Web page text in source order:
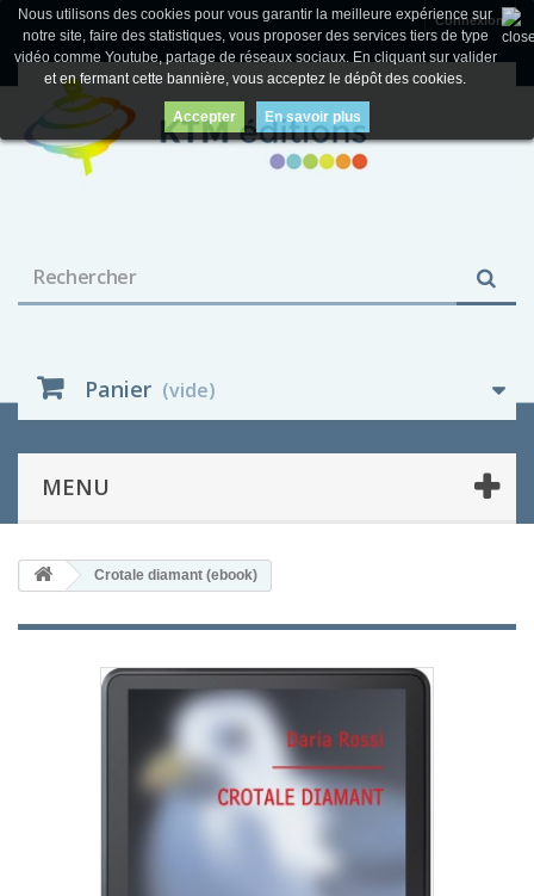
Connexion
Panier (vide)
MENU
Nous utilisons des cookies pour vous garantir la meilleure expérience sur
notre site, faire des statistiques, vous proposer des services tiers de type
vidéo comme Youtube, partage de réseaux sociaux. En cliquant sur valider
et en fermant cette bannière, vous acceptez le dépôt des cookies.
Accepter En savoir plus
Crotale diamant (ebook)